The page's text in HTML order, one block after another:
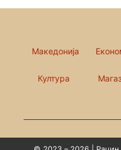
Македонија
Култура